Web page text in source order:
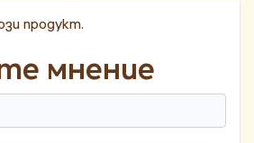
продукт.
мнение